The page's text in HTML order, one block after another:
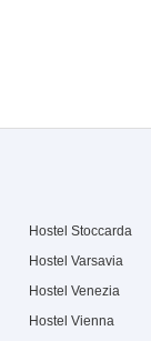
Hostel Stoccarda
Hostel Varsavia
Hostel Venezia
Hostel Vienna